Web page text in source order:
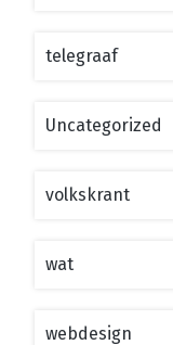
telegraaf
Uncategorized
volkskrant
wat
webdesign